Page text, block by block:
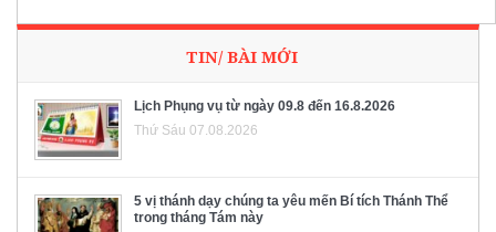
TIN/ BÀI MỚI
Lịch Phụng vụ từ ngày 09.8 đến 16.8.2026
Thứ Sáu 07.08.2026
5 vị thánh dạy chúng ta yêu mến Bí tích Thánh Thể
trong tháng Tám này